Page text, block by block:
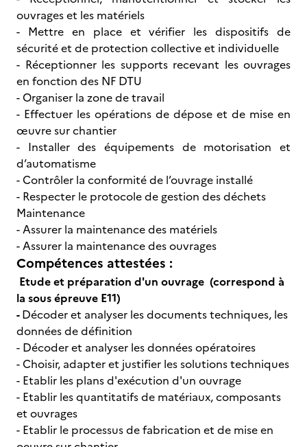
ouvrages et les matériels
- Mettre en place et vérifier les dispositifs de
sécurité et de protection collective et individuelle
- Réceptionner les supports recevant les ouvrages
en fonction des NF DTU
- Organiser la zone de travail
- Effectuer les opérations de dépose et de mise en
œuvre sur chantier
- Installer des équipements de motorisation et
d’automatisme
- Contrôler la conformité de l’ouvrage installé
- Respecter le protocole de gestion des déchets
Maintenance
- Assurer la maintenance des matériels
- Assurer la maintenance des ouvrages
Compétences attestées :
Etude et préparation d'un ouvrage (correspond à
la sous épreuve E11)
-Décoder et analyser les documents techniques, les
données de définition
- Décoder et analyser les données opératoires
- Choisir, adapter et justifier les solutions techniques
- Etablir les plans d'exécution d'un ouvrage
- Etablir les quantitatifs de matériaux, composants
et ouvrages
- Etablir le processus de fabrication et de mise en